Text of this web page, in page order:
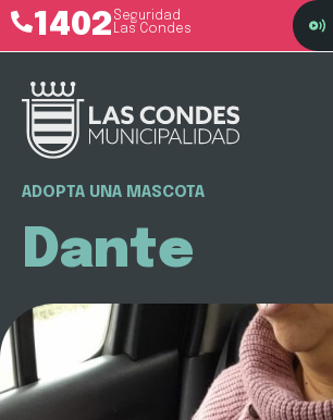
1402 Seguridad
Las Condes
ADOPTA UNA MASCOTA
Dante